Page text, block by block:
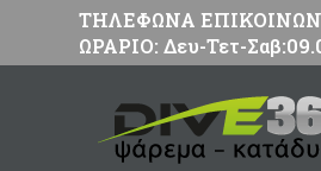
ΤΗΛΕΦΩΝΑ
ΩΡΑΡΙΟ: Δευ-Τετ-